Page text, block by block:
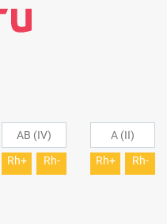
AB (IV)
Rh+
Rh-
A (II)
Rh+
Rh-